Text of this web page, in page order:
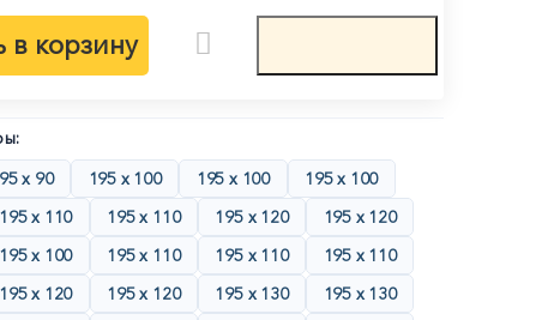
в корзину
х 90 195 х 100 195 х 100
195 х 100
195 х 110 195 х 110 195 х 120
195 х 120
195 х 100 195 х 110 195 х 110
195 х 110
195 х 120 195 х 120 195 х 130
195 х 130